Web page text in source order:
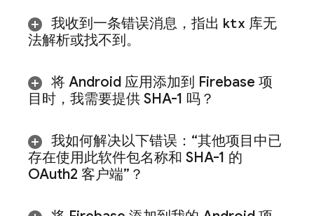
我收到一条错误消息，指出 ktx 库无
法解析或找不到。
将 Android 应用添加到 Firebase 项
目时，我需要提供 SHA-1 吗？
我如何解决以下错误：“其他项目中已
存在使用此软件包名称和 SHA-1 的
OAuth2 客户端”？